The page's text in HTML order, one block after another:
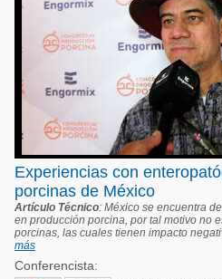
Experiencias con
porcinas de México
Artículo Técnico: México se encuentra
en producción porcina, por tal motivo no
porcinas, las cuales tienen impacto
más
Conferencista: